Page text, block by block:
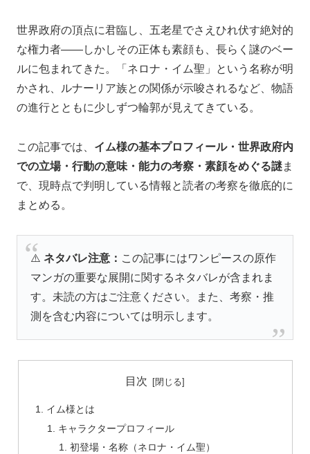
世界政府の頂点に君臨し、五老星でさえひれ伏す絶対的
な権力者——しかしその正体も素顔も、長らく謎のベー
ルに包まれてきた。「ネロナ・イム聖」という名称が明
かされ、ルナーリア族との関係が示唆されるなど、物語
の進行とともに少しずつ輪郭が見えてきている。
この記事では、 イム様の基本プロフィール・世界政府内
での立場・行動の意味・能力の考察・素顔をめぐる謎ま
で、現時点で判明している情報と読者の考察を徹底的に
まとめる。
⚠️ネタバレ注意： この記事にはワンピースの原作
マンガの重要な展開に関するネタバレが含まれま
す。未読の方はご注意ください。また、考察・推
測を含む内容については明示します。
目次
イム様とは
キャラクタープロフィール
初登場・名称（ネロナ・イム聖）